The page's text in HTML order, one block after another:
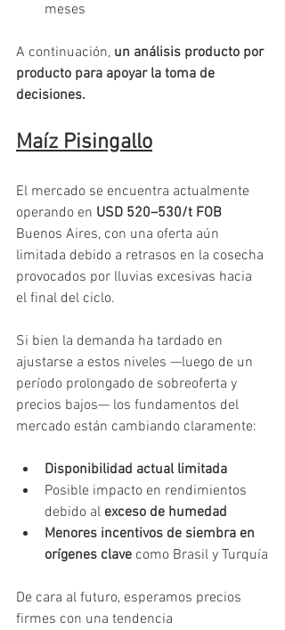
meses
A continuación, un análisis producto por
producto para apoyar la toma de
decisiones.
Maíz Pisingallo
El mercado se encuentra actualmente
operando en USD 520–530/t FOB
Buenos Aires, con una oferta aún
limitada debido a retrasos en la cosecha
provocados por lluvias excesivas hacia
el final del ciclo.
Si bien la demanda ha tardado en
ajustarse a estos niveles —luego de un
período prolongado de sobreoferta y
precios bajos— los fundamentos del
mercado están cambiando claramente:
Disponibilidad actual limitada
Posible impacto en rendimientos
debido al exceso de humedad
Menores incentivos de siembra en
orígenes clave como Brasil y Turquía
De cara al futuro, esperamos precios
firmes con una tendencia